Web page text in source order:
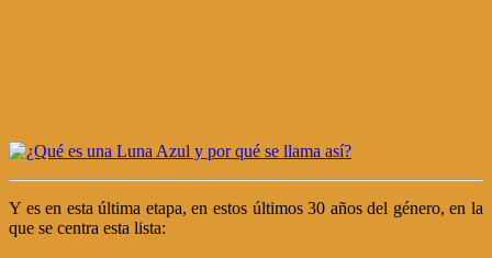
Y es en esta última etapa, en estos últimos 30 años del género, en la
que se centra esta lista: